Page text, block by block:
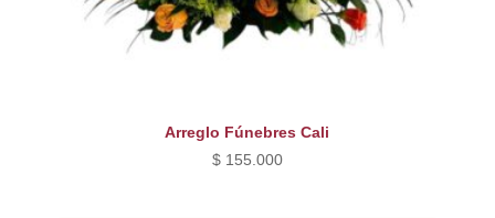
Arreglo Fúnebres Cali
$155.000